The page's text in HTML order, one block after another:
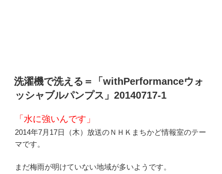
洗濯機で洗える＝「withPerformanceウォ
ッシャブルパンプス」20140717-1
「水に強いんです」
2014年7月17日（木）放送のＮＨＫまちかど情報室のテー
マです。
まだ梅雨が明けていない地域が多いようです。